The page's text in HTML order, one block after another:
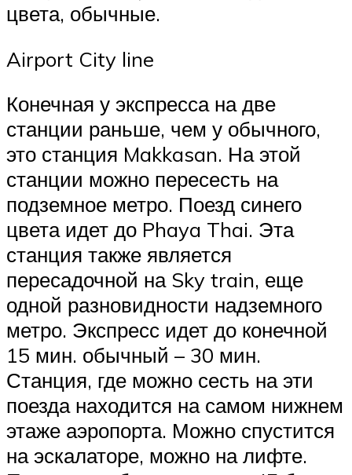
цвета, обычные.
Airport City line
Конечная у экспресса на две
станции раньше, чем у обычного,
это станция Makkasan. На этой
станции можно пересесть на
подземное метро. Поезд синего
цвета идет до Phaya Thai. Эта
станция также является
пересадочной на Sky train, еще
одной разновидности надземного
метро. Экспресс идет до конечной
15 мин. обычный – 30 мин.
Станция, где можно сесть на эти
поезда находится на самом нижнем
этаже аэропорта. Можно спустится
на эскалаторе, можно на лифте.